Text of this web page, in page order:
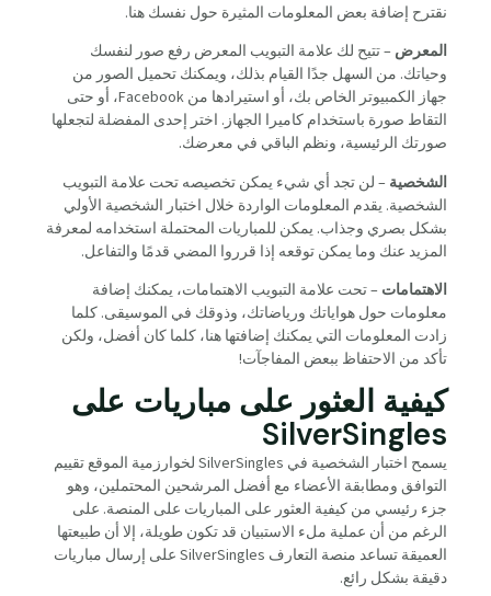
نقترح إضافة بعض المعلومات المثيرة حول نفسك هنا.
المعرض – تتيح لك علامة التبويب المعرض رفع صور لنفسك
وحياتك. من السهل جدًا القيام بذلك، ويمكنك تحميل الصور من
جهاز الكمبيوتر الخاص بك، أو استيرادها من Facebook، أو حتى
التقاط صورة باستخدام كاميرا الجهاز. اختر إحدى المفضلة لتجعلها
صورتك الرئيسية، ونظم الباقي في معرضك.
الشخصية – لن تجد أي شيء يمكن تخصيصه تحت علامة التبويب
الشخصية. يقدم المعلومات الواردة خلال اختبار الشخصية الأولي
بشكل بصري وجذاب. يمكن للمباريات المحتملة استخدامه لمعرفة
المزيد عنك وما يمكن توقعه إذا قرروا المضي قدمًا والتفاعل.
الاهتمامات – تحت علامة التبويب الاهتمامات، يمكنك إضافة
معلومات حول هواياتك ورياضاتك، وذوقك في الموسيقى. كلما
زادت المعلومات التي يمكنك إضافتها هنا، كلما كان أفضل، ولكن
تأكد من الاحتفاظ ببعض المفاجآت!
كيفية العثور على مباريات على
SilverSingles
يسمح اختبار الشخصية في SilverSingles لخوارزمية الموقع تقييم
التوافق ومطابقة الأعضاء مع أفضل المرشحين المحتملين، وهو
جزء رئيسي من كيفية العثور على المباريات على المنصة. على
الرغم من أن عملية ملء الاستبيان قد تكون طويلة، إلا أن طبيعتها
العميقة تساعد منصة التعارف SilverSingles على إرسال مباريات
دقيقة بشكل رائع.